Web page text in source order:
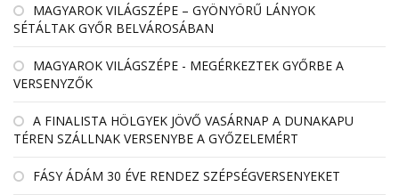
MAGYAROK VILÁGSZÉPE – GYÖNYÖRŰ LÁNYOK
SÉTÁLTAK GYŐR BELVÁROSÁBAN
MAGYAROK VILÁGSZÉPE - MEGÉRKEZTEK GYŐRBE A
VERSENYZŐK
A FINALISTA HÖLGYEK JÖVŐ VASÁRNAP A DUNAKAPU
TÉREN SZÁLLNAK VERSENYBE A GYŐZELEMÉRT
FÁSY ÁDÁM 30 ÉVE RENDEZ SZÉPSÉGVERSENYEKET